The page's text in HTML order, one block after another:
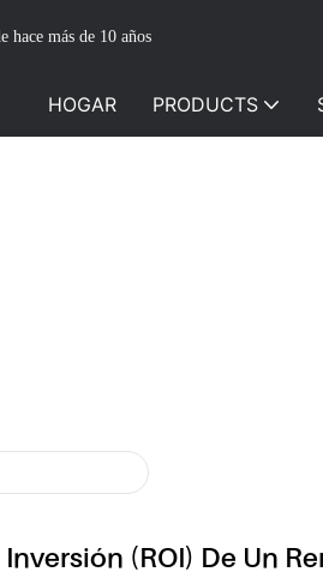
hace más de 10 años
HOGAR PRODUCTS
(ROI) De Un